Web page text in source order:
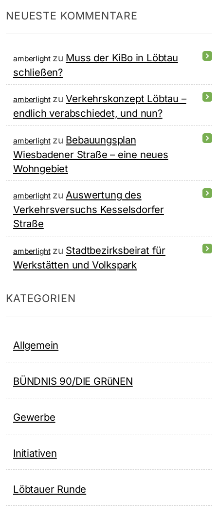
NEUESTE KOMMENTARE
amberlightzu Muss der KiBo in Löbtau
schließen?
amberlightzuVerkehrskonzept Löbtau –
endlich verabschiedet, und nun?
amberlightzu Bebauungsplan
Wiesbadener Straße – eine neues
Wohngebiet
amberlightzuAuswertung des
Verkehrsversuchs Kesselsdorfer
Straße
amberlightzu Stadtbezirksbeirat für
Werkstätten und Volkspark
KATEGORIEN
Allgemein
BÜNDNIS 90/DIE GRüNEN
Gewerbe
Initiativen
Löbtauer Runde